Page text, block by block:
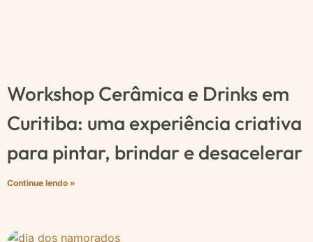
Workshop Cerâmica e Drinks em
Curitiba: uma experiência criativa
para pintar, brindar e desacelerar
Continue lendo »